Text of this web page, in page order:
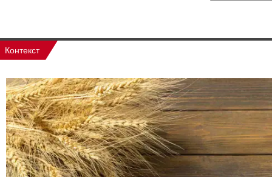
Контекст